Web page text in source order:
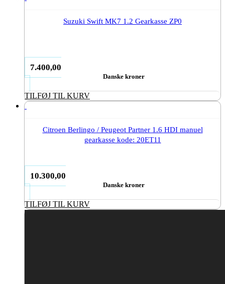
Suzuki Swift MK7 1.2 Gearkasse ZP0
7.400,00
Danske kroner
TILFØJ TIL KURV
Citroen Berlingo / Peugeot Partner 1.6 HDI manuel
gearkasse kode: 20ET11
10.300,00
Danske kroner
TILFØJ TIL KURV